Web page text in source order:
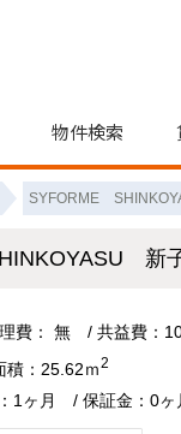
物件検索
SYFORME
新
費： 無 / 共益費：
：25.62ｍ2
1ヶ月 / 保証金：0